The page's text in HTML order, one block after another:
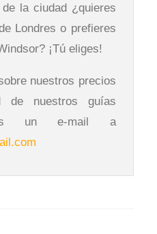
la ciudad ¿quieres
Londres o prefieres
¡Tú eliges!
nuestros precios
de nuestros guías
un e-mail a